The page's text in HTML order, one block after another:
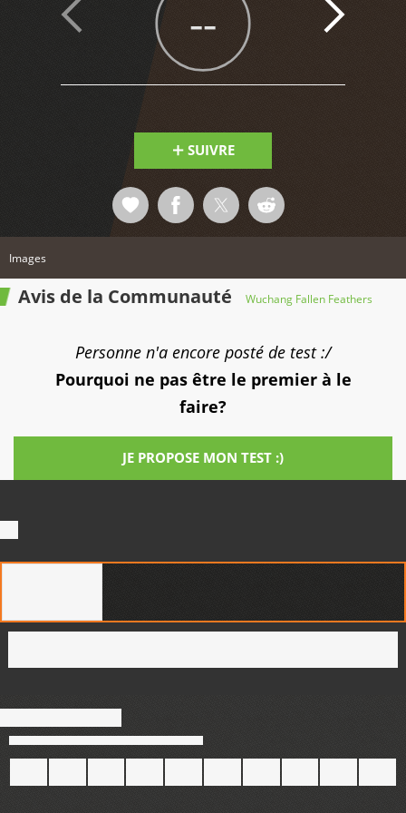
--
SUIVRE
Images
Avis de la Communauté Wuchang Fallen Feathers
Personne n'a encore posté de test :/
Pourquoi ne pas être le premier à le
faire?
JE PROPOSE MON TEST :)